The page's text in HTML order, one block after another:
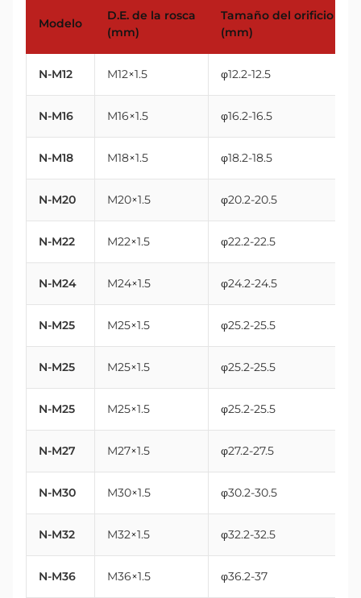
Modelo
D.E. de la rosca
(mm)
Tamaño del orificio
(mm)
N-M12 M12×1.5 φ12.2-12.5
N-M16 M16×1.5 φ16.2-16.5
N-M18 M18×1.5 φ18.2-18.5
N-M20 M20×1.5 φ20.2-20.5
N-M22 M22×1.5 φ22.2-22.5
N-M24 M24×1.5 φ24.2-24.5
N-M25 M25×1.5 φ25.2-25.5
N-M25 M25×1.5 φ25.2-25.5
N-M25 M25×1.5 φ25.2-25.5
N-M27 M27×1.5 φ27.2-27.5
N-M30 M30×1.5 φ30.2-30.5
N-M32 M32×1.5 φ32.2-32.5
N-M36 M36×1.5 φ36.2-37